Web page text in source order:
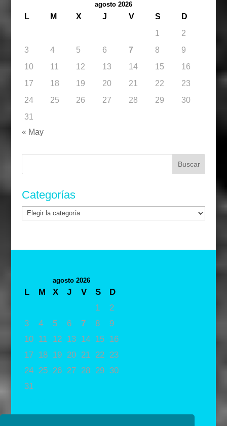
agosto 2026
L M X J V S
D
1
2
3
4 5 6 7 8
9
10
11 12 13 14 15
16
17
18 19 20 21 22
23
24
25 26 27 28 29
30
31
« May
Categorías
Categorías
agosto 2026
L M X J V S
D
1
2
3
4 5 6 7 8
9
10
11 12 13 14 15
16
17
18 19 20 21 22
23
24
25 26 27 28 29 30
31